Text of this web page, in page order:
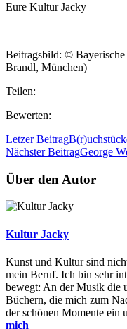
Eure Kultur Jacky
Beitragsbild: ©
Brandl, München)
Teilen:
Bewerten:
Letzer Beitrag
Nächster BeitragGeorge
Über den Autor
Kultur Jacky
Kunst und Kultur sind
mein Beruf. Ich bin sehr
bewegt: An der Musik die
Büchern, die mich zum
der schönen Momente ein
mich